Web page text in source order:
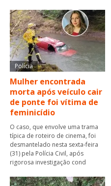
Polícia
Mulher encontrada
morta após veículo cair
de ponte foi vítima de
feminicídio
O caso, que envolve uma trama
típica de roteiro de cinema, foi
desmantelado nesta sexta-feira
(31) pela Polícia Civil, após
rigorosa investigação cond